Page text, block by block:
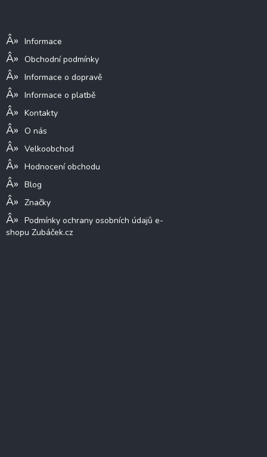
Informace
Obchodní podmínky
Informace o dopravě
Informace o platbě
Kontakty
O nás
Velkoobchod
Hodnocení obchodu
Blog
Značky
Podmínky ochrany osobních údajů e-
shopu Zubáček.cz